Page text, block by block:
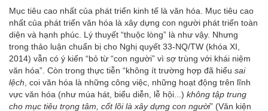
Mục tiêu cao nhất của phát triển kinh tế là văn hóa. Mục tiêu cao
nhất của phát triển văn hóa là xây dựng con người phát triển toàn
diện và hạnh phúc. Lý thuyết “thuộc lòng” là như vậy. Nhưng
trong thảo luận chuẩn bị cho Nghị quyết 33-NQ/TW (khóa XI,
2014) vẫn có ý kiến “bỏ từ “con người” vì sợ trùng với khái niệm
văn hóa”. Còn trong thực tiễn “không ít trường hợp đã hiểu sai
lệch, coi văn hóa là những công việc, những hoạt động trên lĩnh
vực văn hóa (như múa hát, biểu diễn, lễ hội...) không tập trung
cho mục tiêu trọng tâm, cốt lõi là xây dựng con người” (Văn kiện